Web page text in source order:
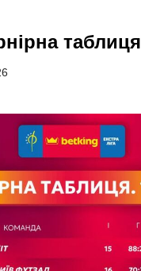
таблиця